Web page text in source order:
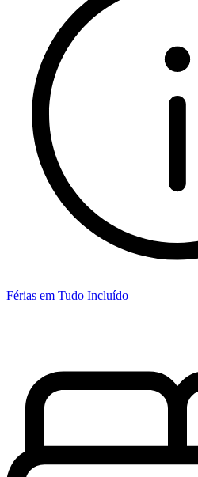
Férias em Tudo Incluído